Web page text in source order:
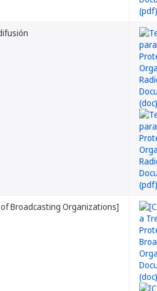
[Consolidated Text for a Treaty on the Protection of Broadcasting Organizations]